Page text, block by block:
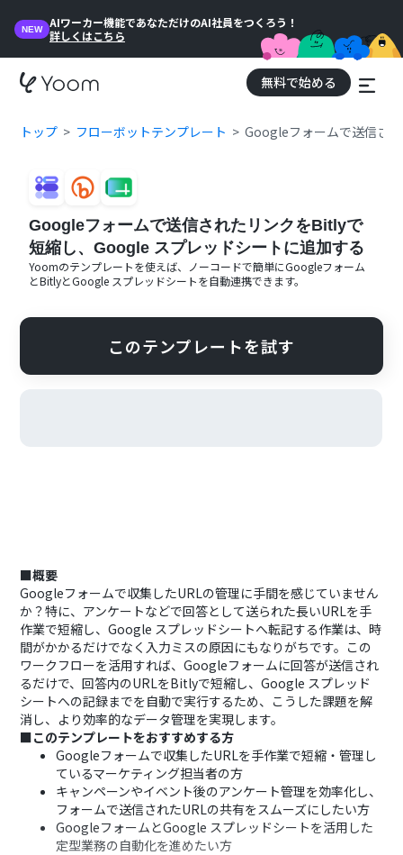
NEW
AIワーカー機能であなただけのAI社員をつくろう！
詳しくはこちら
無料で始める
トップ フローボットテンプレート Googleフォームで送信さ
Googleフォームで送信されたリンクをBitlyで
短縮し、Google スプレッドシートに追加する
Yoomのテンプレートを使えば、ノーコードで簡単にGoogleフォーム
とBitlyとGoogle スプレッドシートを自動連携できます。
このテンプレートを試す
■概要
Googleフォームで収集したURLの管理に手間を感じていません
か？特に、アンケートなどで回答として送られた長いURLを手
作業で短縮し、Google スプレッドシートへ転記する作業は、時
間がかかるだけでなく入力ミスの原因にもなりがちです。この
ワークフローを活用すれば、Googleフォームに回答が送信され
るだけで、回答内のURLをBitlyで短縮し、Google スプレッド
シートへの記録までを自動で実行するため、こうした課題を解
消し、より効率的なデータ管理を実現します。
■このテンプレートをおすすめする方
Googleフォームで収集したURLを手作業で短縮・管理し
ているマーケティング担当者の方
キャンペーンやイベント後のアンケート管理を効率化し、
フォームで送信されたURLの共有をスムーズにしたい方
GoogleフォームとGoogle スプレッドシートを活用した
定型業務の自動化を進めたい方